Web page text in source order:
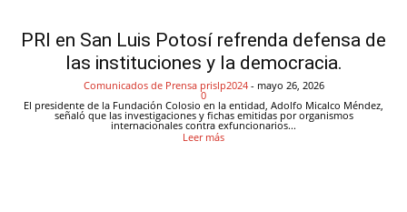
PRI en San Luis Potosí refrenda defensa de
las instituciones y la democracia.
Comunicados de Prensa prislp2024 - mayo 26, 2026
0
El presidente de la Fundación Colosio en la entidad, Adolfo Micalco Méndez,
señaló que las investigaciones y fichas emitidas por organismos
internacionales contra exfuncionarios...
Leer más